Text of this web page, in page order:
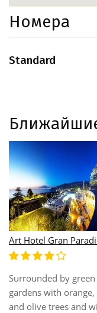
Номера
Standard
Art Hotel Gran
Surrounded by green
gardens with
and olive trees and